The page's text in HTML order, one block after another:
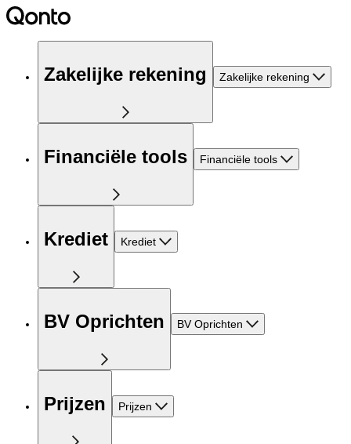
Zakelijke rekening Zakelijke rekening
Financiële tools Financiële tools
Krediet Krediet
BV Oprichten BV Oprichten
Prijzen Prijzen